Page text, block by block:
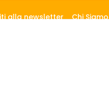
alla newsletter Chi Siamo